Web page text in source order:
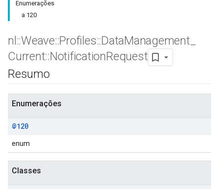
Enumerações
a 120
nl ::Weave::Profiles::DataManagement
Current::NotificationRequest
Resumo
Enumerações
@120
enum
Classes